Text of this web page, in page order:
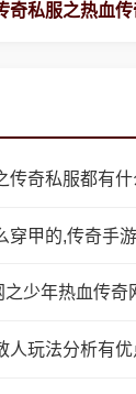
奇私服之热血
传奇私服都有什
穿甲的,传奇手
少年热血传奇
人玩法分析有